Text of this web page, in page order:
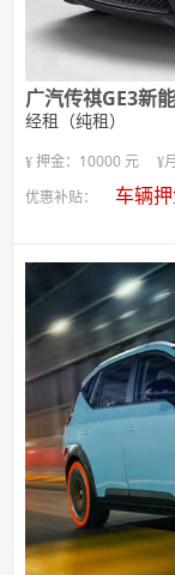
广汽传祺GE3新
经租（纯租）
押金：10000 元
优惠补贴：
车辆